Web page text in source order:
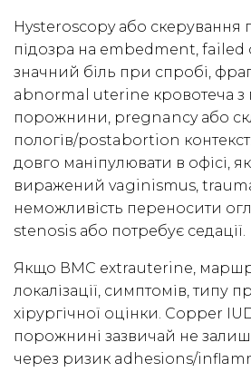
Hysteroscopy або скерування
підозра на embedment, failed
значний біль при спробі,
abnormal uterine кровотеча з
порожнини, pregnancy або
пологів/postabortion
довго маніпулювати в офісі,
виражений vaginismus,
неможливість переносити
stenosis або потребує седації.
Якщо ВМС extrauterine,
локалізації, симптомів, типу
хірургічної оцінки. Copper
порожнині зазвичай не
через ризик adhesions/